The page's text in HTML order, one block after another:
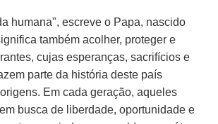
humana", escreve o Papa, nascido
também acolher, proteger e
cujas esperanças, sacrifícios e
parte da história deste país
Em cada geração, aqueles
busca de liberdade, oportunidade e